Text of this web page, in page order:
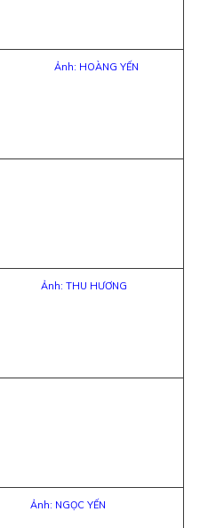
Ảnh: HOÀNG YẾN
THU HƯƠNG
NGỌC YẾN